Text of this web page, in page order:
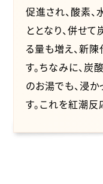
促進され、酸素
ととなり、併せ
る量も増え、新
す。ちなみに、
のお湯でも、浸
す。これを紅潮反